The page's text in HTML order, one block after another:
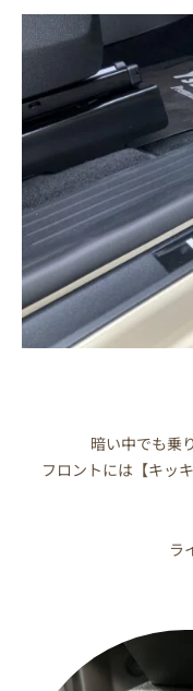
暗い中でも乗
フロントには【キッ
ラ